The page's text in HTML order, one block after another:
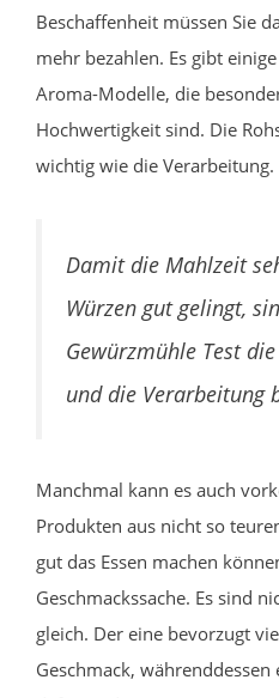
Beschaffenheit müssen Sie
mehr bezahlen. Es gibt
Aroma-Modelle, die
Hochwertigkeit sind. Die
wichtig wie die Verarbeitung.
Damit die Mahlzeit
Würzen gut gelingt,
Gewürzmühle Test
und die Verarbeitung
Manchmal kann es auch
Produkten aus nicht so
gut das Essen machen
Geschmackssache. Es sind
gleich. Der eine bevorzugt
Geschmack,